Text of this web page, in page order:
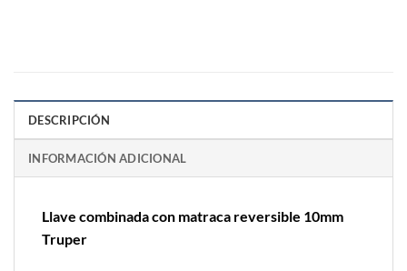
DESCRIPCIÓN
INFORMACIÓN ADICIONAL
Llave combinada con matraca reversible 10mm
Truper